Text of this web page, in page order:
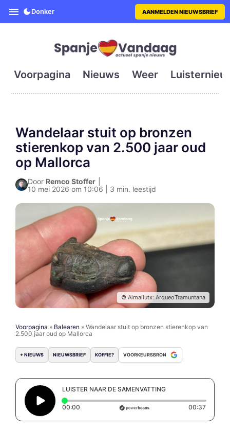
SpanjeVandaag is de eerste
Donker AANMELDEN NIEUWSBRIEF
Voorpagina Nieuws Weer
Wandelaar stuit op bronzen
stierenkop van 2.500 jaar oud
op Mallorca
Door Remco Stoffer
10 mei 2026 om 10:06 | 3 min. leestijd
© Almallutx: ArqueoTramuntana
Voorpagina » Balearen » Wandelaar stuit op bronzen stierenkop van
2.500 jaar oud op Mallorca
+ NIEUWS NIEUWSBRIEF KOFFIE? VOORKEURSBRON
LUISTER NAAR DE SAMENVATTING
00:00 Elapsed time: 0 seconds 00:37